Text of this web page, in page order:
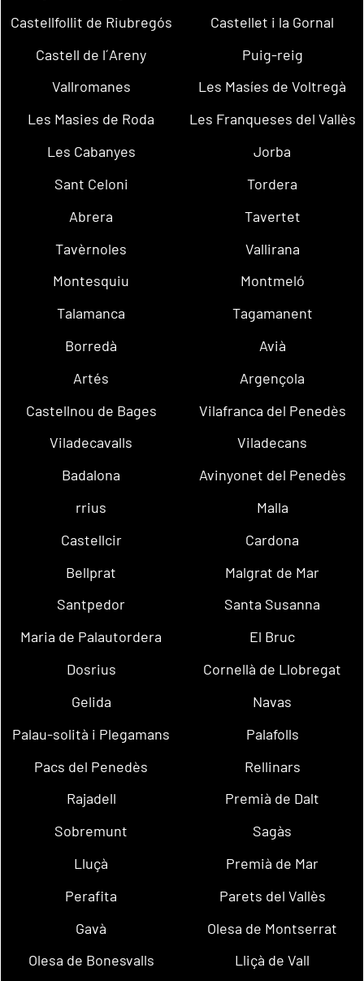
Castellfollit de Riubregós
Castellet i la Gornal
Castell de l´Areny
Puig-reig
Vallromanes
Les Masíes de Voltregà
Les Masies de Roda
Les Franqueses del Vallès
Les Cabanyes
Jorba
Sant Celoni
Tordera
Abrera
Tavertet
Tavèrnoles
Vallirana
Montesquiu
Montmeló
Talamanca
Tagamanent
Borredà
Avià
Artés
Argençola
Castellnou de Bages
Vilafranca del Penedès
Viladecavalls
Viladecans
Badalona
Avinyonet del Penedès
rrius
Malla
Castellcir
Cardona
Bellprat
Malgrat de Mar
Santpedor
Santa Susanna
Maria de Palautordera
El Bruc
Dosrius
Cornellà de Llobregat
Gelida
Navas
Palau-solità i Plegamans
Palafolls
Pacs del Penedès
Rellinars
Rajadell
Premià de Dalt
Sobremunt
Sagàs
Lluçà
Premià de Mar
Perafita
Parets del Vallès
Gavà
Olesa de Montserrat
Olesa de Bonesvalls
Lliçà de Vall